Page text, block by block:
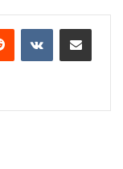
Reddit VKontakteShare via Email